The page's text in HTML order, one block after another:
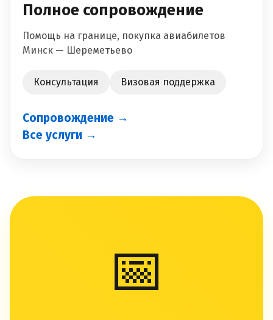
Полное сопровождение
Помощь на границе, покупка авиабилетов
Минск — Шереметьево
Консультация Визовая поддержка
Сопровождение →
Все услуги →
📅